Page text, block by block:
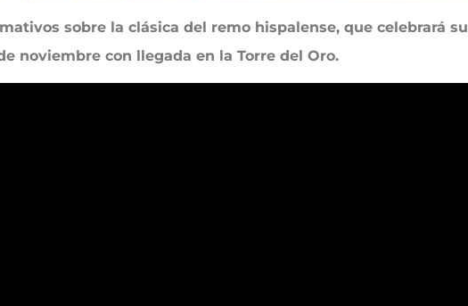
sobre la clásica del remo hispalense, que celebrará su
noviembre con llegada en la Torre del Oro.